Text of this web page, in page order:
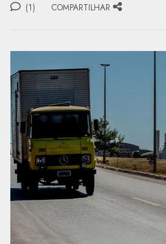
(1) COMPARTILHAR